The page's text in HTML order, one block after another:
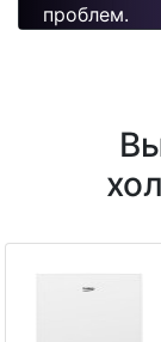
проблем.